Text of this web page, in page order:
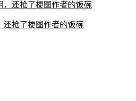
还抢了梗图作者的饭碗